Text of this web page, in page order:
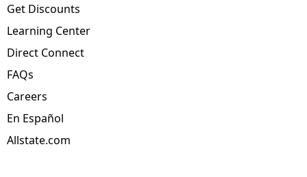
Get Discounts
Learning Center
Direct Connect
FAQs
Careers
En Español
Allstate.com